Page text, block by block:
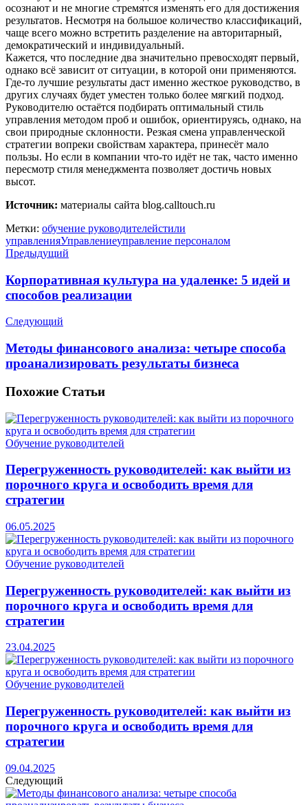
осознают и не многие стремятся изменять его для достижения
результатов. Несмотря на большое количество классификаций,
чаще всего можно встретить разделение на авторитарный,
демократический и индивидуальный.
Кажется, что последние два значительно превосходят первый,
однако всё зависит от ситуации, в которой они применяются.
Где-то лучшие результаты даст именно жесткое руководство, в
других случаях будет уместен только более мягкий подход.
Руководителю остаётся подбирать оптимальный стиль
управления методом проб и ошибок, ориентируясь, однако, на
свои природные склонности. Резкая смена управленческой
стратегии вопреки свойствам характера, принесёт мало
пользы. Но если в компании что-то идёт не так, часто именно
пересмотр стиля менеджмента позволяет достичь новых
высот.
Источник: материалы сайта blog.calltouch.ru
Метки: обучение руководителейстили
управленияУправлениеуправление персоналом
Предыдущий
Корпоративная культура на удаленке: 5 идей и
способов реализации
Следующий
Методы финансового анализа: четыре способа
проанализировать результаты бизнеса
Похожие Статьи
Обучение руководителей
Перегруженность руководителей: как выйти из
порочного круга и освободить время для
стратегии
06.05.2025
Обучение руководителей
Перегруженность руководителей: как выйти из
порочного круга и освободить время для
стратегии
23.04.2025
Обучение руководителей
Перегруженность руководителей: как выйти из
порочного круга и освободить время для
стратегии
09.04.2025
Следующий